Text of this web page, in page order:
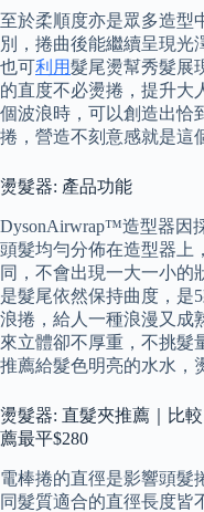
至於柔順度亦是眾多造型
別，捲曲後能繼續呈現光
也可利用髮尾燙幫秀髮展
的直度不必燙捲，提升大
個波浪時，可以創造出恰
捲，營造不刻意感就是這
燙髮器: 產品功能
DysonAirwrap™造型器因
頭髮均勻分佈在造型器上
同，不會出現一大一小的
是髮尾依然保持曲度，是
浪捲，給人一種浪漫又成
來立體卻不厚重，不挑髮
推薦給髮色明亮的水水，
燙髮器: 直髮夾推薦｜比
薦最平$280
電棒捲的直徑是影響頭髮
同髮質適合的直徑長度皆